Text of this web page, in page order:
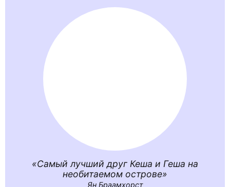
Самый лучший друг Кеша и Геша на
необитаемом острове
Ян Браамхорст